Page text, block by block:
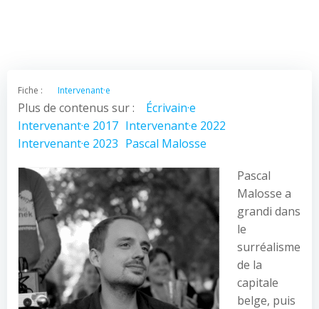
Fiche : Intervenant·e
Plus de contenus sur :
Écrivain·e
Intervenant·e 2017 Intervenant·e 2022
Intervenant·e 2023 Pascal Malosse
Pascal
Malosse a
grandi dans
le
surréalisme
de la
capitale
belge, puis